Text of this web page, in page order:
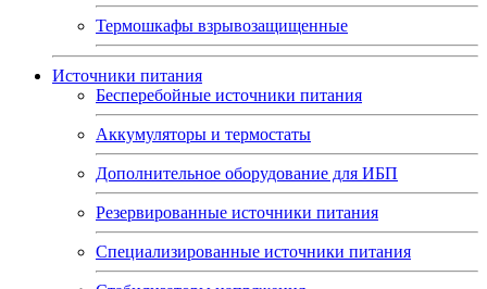
Термошкафы взрывозащищенные
Источники питания
Бесперебойные источники питания
Аккумуляторы и термостаты
Дополнительное оборудование для ИБП
Резервированные источники питания
Специализированные источники питания